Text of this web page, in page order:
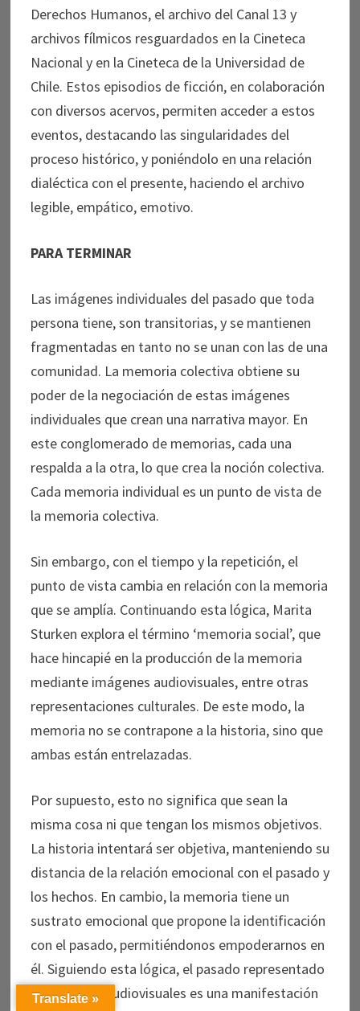
Derechos Humanos, el archivo del Canal 13 y
archivos fílmicos resguardados en la Cineteca
Nacional y en la Cineteca de la Universidad de
Chile. Estos episodios de ficción, en colaboración
con diversos acervos, permiten acceder a estos
eventos, destacando las singularidades del
proceso histórico, y poniéndolo en una relación
dialéctica con el presente, haciendo el archivo
legible, empático, emotivo.
PARA TERMINAR
Las imágenes individuales del pasado que toda
persona tiene, son transitorias, y se mantienen
fragmentadas en tanto no se unan con las de una
comunidad. La memoria colectiva obtiene su
poder de la negociación de estas imágenes
individuales que crean una narrativa mayor. En
este conglomerado de memorias, cada una
respalda a la otra, lo que crea la noción colectiva.
Cada memoria individual es un punto de vista de
la memoria colectiva.
Sin embargo, con el tiempo y la repetición, el
punto de vista cambia en relación con la memoria
que se amplía. Continuando esta lógica, Marita
Sturken explora el término ‘memoria social’, que
hace hincapié en la producción de la memoria
mediante imágenes audiovisuales, entre otras
representaciones culturales. De este modo, la
memoria no se contrapone a la historia, sino que
ambas están entrelazadas.
Por supuesto, esto no significa que sean la
misma cosa ni que tengan los mismos objetivos.
La historia intentará ser objetiva, manteniendo su
distancia de la relación emocional con el pasado y
los hechos. En cambio, la memoria tiene un
sustrato emocional que propone la identificación
con el pasado, permitiéndonos empoderarnos en
él. Siguiendo esta lógica, el pasado representado
en las obras audiovisuales es una manifestación
Translate »